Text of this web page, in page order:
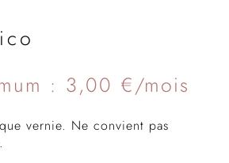
: 3,00 €/mois
vernie. Ne convient pas